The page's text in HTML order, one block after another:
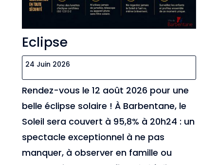
Eclipse
24 Juin 2026
Rendez-vous le 12 août 2026 pour une
belle éclipse solaire ! À Barbentane, le
Soleil sera couvert à 95,8% à 20h24 : un
spectacle exceptionnel à ne pas
manquer, à observer en famille ou